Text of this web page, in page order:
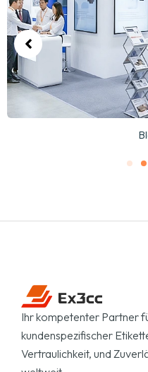
Ihr kompetenter Partner
kundenspezifischer
Vertraulichkeit, und